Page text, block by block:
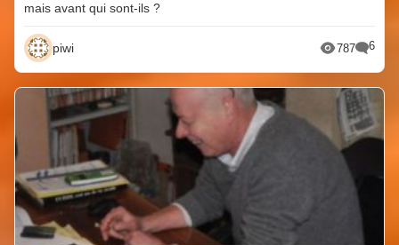
mais avant qui sont-ils ?
piwi 787 6